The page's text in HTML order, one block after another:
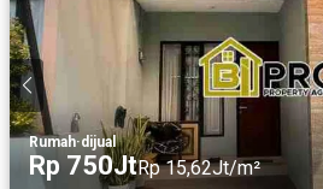
Rumah·dijual
Rp 750JtRp 15,62Jt/m²